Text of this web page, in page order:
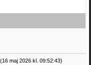
maj 2026 kl. 09:52:43)